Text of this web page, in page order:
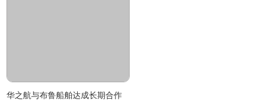
华之航与布鲁船舶达成长期合作